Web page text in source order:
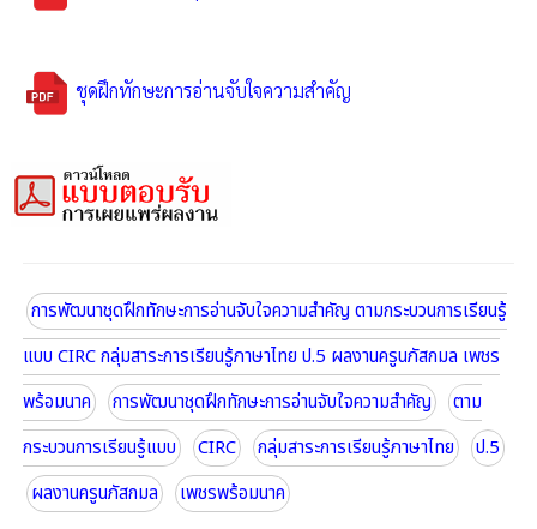
ชุดฝึกทักษะการอ่านจับใจความสำคัญ
การพัฒนาชุดฝึกทักษะการอ่านจับใจความสำคัญ ตามกระบวนการเรียนรู้
แบบ CIRC กลุ่มสาระการเรียนรู้ภาษาไทย ป.5 ผลงานครูนภัสกมล เพชร
พร้อมนาค
การพัฒนาชุดฝึกทักษะการอ่านจับใจความสำคัญ
ตาม
กระบวนการเรียนรู้แบบ
CIRC กลุ่มสาระการเรียนรู้ภาษาไทย
ป.5
ผลงานครูนภัสกมล
เพชรพร้อมนาค